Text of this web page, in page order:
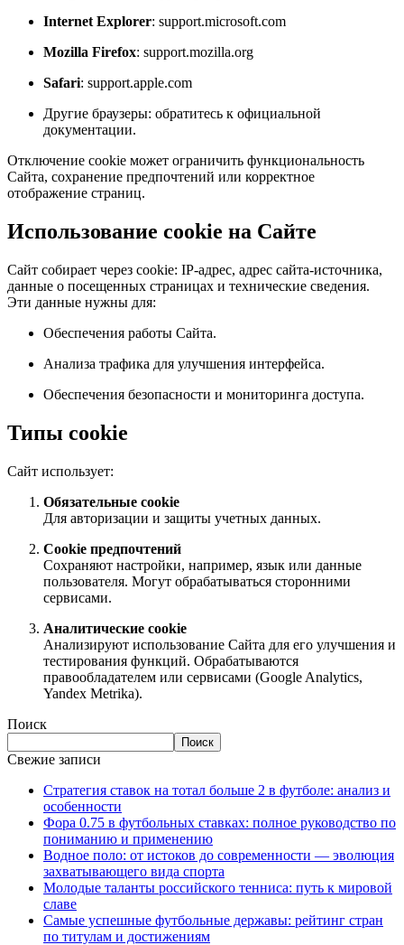
Internet Explorer: support.microsoft.com
Mozilla Firefox: support.mozilla.org
Safari: support.apple.com
Другие браузеры: обратитесь к официальной
документации.
Отключение cookie может ограничить функциональность
Сайта, сохранение предпочтений или корректное
отображение страниц.
Использование cookie на Сайте
Сайт собирает через cookie: IP-адрес, адрес сайта-источника,
данные о посещенных страницах и технические сведения.
Эти данные нужны для:
Обеспечения работы Сайта.
Анализа трафика для улучшения интерфейса.
Обеспечения безопасности и мониторинга доступа.
Типы cookie
Сайт использует:
Обязательные cookie
Для авторизации и защиты учетных данных.
Cookie предпочтений
Сохраняют настройки, например, язык или данные
пользователя. Могут обрабатываться сторонними
сервисами.
Аналитические cookie
Анализируют использование Сайта для его улучшения и
тестирования функций. Обрабатываются
правообладателем или сервисами (Google Analytics,
Yandex Metrika).
Поиск
Поиск
Свежие записи
Стратегия ставок на тотал больше 2 в футболе: анализ и
особенности
Фора 0.75 в футбольных ставках: полное руководство по
пониманию и применению
Водное поло: от истоков до современности — эволюция
захватывающего вида спорта
Молодые таланты российского тенниса: путь к мировой
славе
Самые успешные футбольные державы: рейтинг стран
по титулам и достижениям